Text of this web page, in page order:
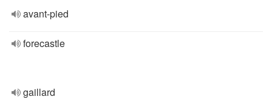
avant-pied
forecastle
gaillard